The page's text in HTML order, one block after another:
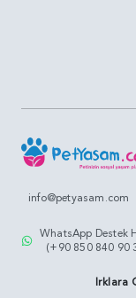
info@petyasam.com
WhatsApp Destek
(+90 850 840 90
Irklara